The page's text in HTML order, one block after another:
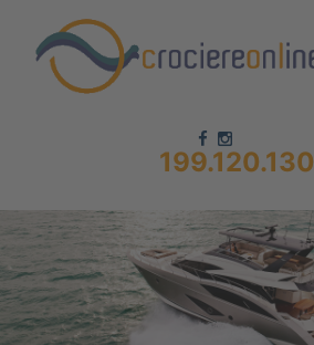
199.120.130
Chi siamo – CrociereOnLine
Destinazioni Crociere
Prenota crociere